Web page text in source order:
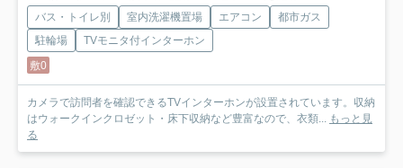
バス・トイレ別 室内洗濯機置場 エアコン
都市ガス
駐輪場
TVモニタ付インターホン
敷0
カメラで訪問者を確認できるTVインターホンが設置されています。収納
はウォークインクロゼット・床下収納など豊富なので、衣類... もっと見
る